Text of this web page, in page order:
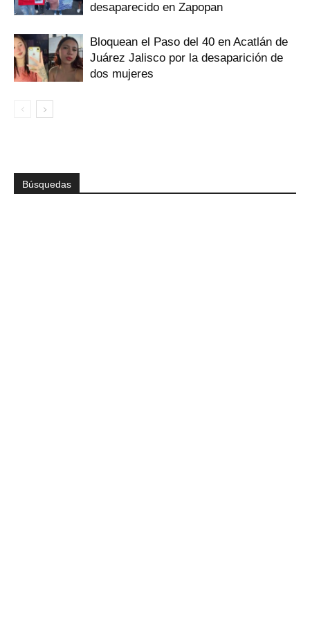
desaparecido en Zapopan
Bloquean el Paso del 40 en Acatlán de
Juárez Jalisco por la desaparición de
dos mujeres
Búsquedas